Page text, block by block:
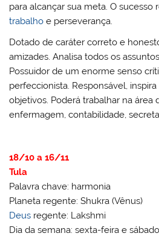
para alcançar sua meta. O sucesso
trabalho e perseverança.
Dotado de caráter correto e
amizades. Analisa todos os
Possuidor de um enorme senso
perfeccionista. Responsável,
objetivos. Poderá trabalhar na área
enfermagem, contabilidade,
18/10 a 16/11
Tula
Palavra chave: harmonia
Planeta regente: Shukra (Vênus)
Deus regente: Lakshmi
Dia da semana: sexta-feira e sábado